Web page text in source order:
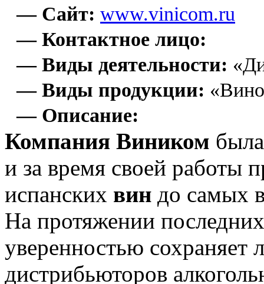
— Сайт: www.vinicom.ru
— Контактное лицо:
— Виды деятельности:
— Виды продукции:
— Описание:
Компания Виником
и за время своей работы
испанских вин до самых
На протяжении
уверенностью
дистрибьюторов